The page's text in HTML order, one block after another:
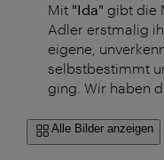
Mit "Ida" gibt die
Adler erstmalig
eigene,
selbstbestimmt
ging. Wir haben
Alle Bilder anzeigen